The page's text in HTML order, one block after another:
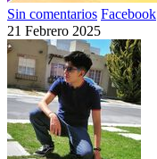
Sin comentarios Facebook
21 Febrero 2025